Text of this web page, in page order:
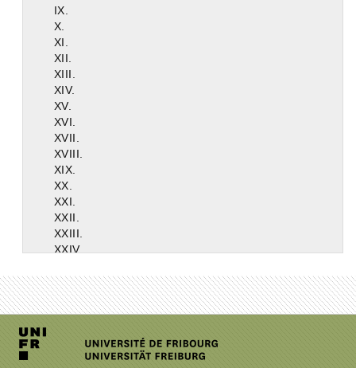
IX.
X.
XI.
XII.
XIII.
XIV.
XV.
XVI.
XVII.
XVIII.
XIX.
XX.
XXI.
XXII.
XXIII.
XXIV.
XXVI.
XXVII.
XXVIII.